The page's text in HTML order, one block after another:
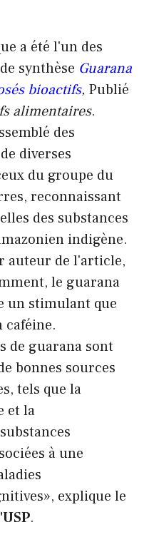
a été l'un des
synthèse Guarana
bioactifs, Publié
alimentaires.
des
diverses
du groupe du
reconnaissant
des substances
indigène.
auteur de l'article,
le guarana
un stimulant que
caféine.
de guarana sont
bonnes sources
tels que la
et la
à une
explique le
.